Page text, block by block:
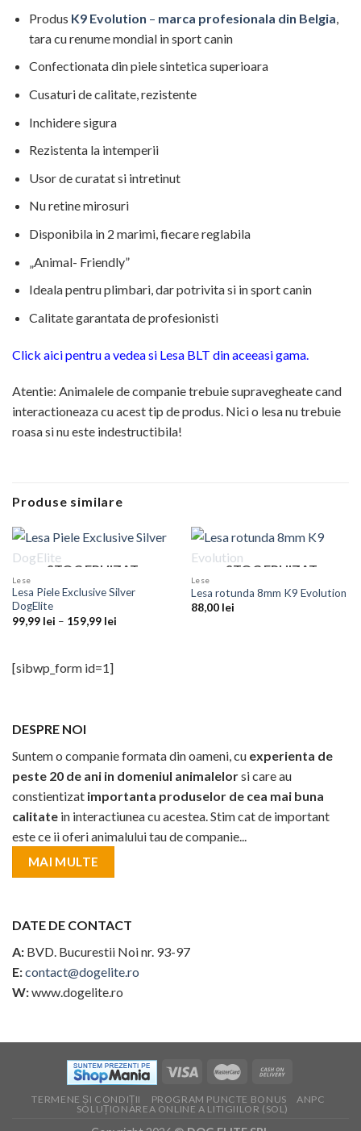
Produs K9 Evolution – marca profesionala din Belgia,
tara cu renume mondial in sport canin
Confectionata din piele sintetica superioara
Cusaturi de calitate, rezistente
Inchidere sigura
Rezistenta la intemperii
Usor de curatat si intretinut
Nu retine mirosuri
Disponibila in 2 marimi, fiecare reglabila
„Animal- Friendly”
Ideala pentru plimbari, dar potrivita si in sport canin
Calitate garantata de profesionisti
Click aici pentru a vedea si Lesa BLT din aceeasi gama.
Atentie: Animalele de companie trebuie supravegheate cand
interactioneaza cu acest tip de produs. Nici o lesa nu trebuie
roasa si nu este indestructibila!
Produse similare
STOC EPUIZAT
Lese
Lesa Piele Exclusive Silver
DogElite
99,99 lei – 159,99 leiInterval
STOC EPUIZAT
Lese
Lesa rotunda 8mm K9 Evolution
88,00 lei
[sibwp_form id=1]
DESPRE NOI
Suntem o companie formata din oameni, cu experienta de
peste 20 de ani in domeniul animalelorsi care au
constientizat importanta produselor de cea mai buna
calitate in interactiunea cu acestea. Stim cat de important
este ce ii oferi animalului tau de companie...
MAI MULTE
DATE DE CONTACT
A: BVD. Bucurestii Noi nr. 93-97
E:contact@dogelite.ro
W:www.dogelite.ro
TERMENE ȘI CONDIȚII PROGRAM PUNCTE BONUS
ANPC
SOLUȚIONAREA ONLINE A LITIGIILOR (SOL)